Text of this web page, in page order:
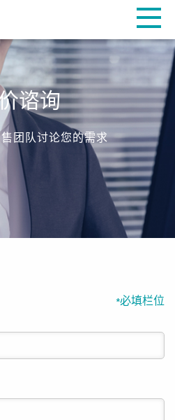
谘询
团队讨论您的需求
*必填栏位